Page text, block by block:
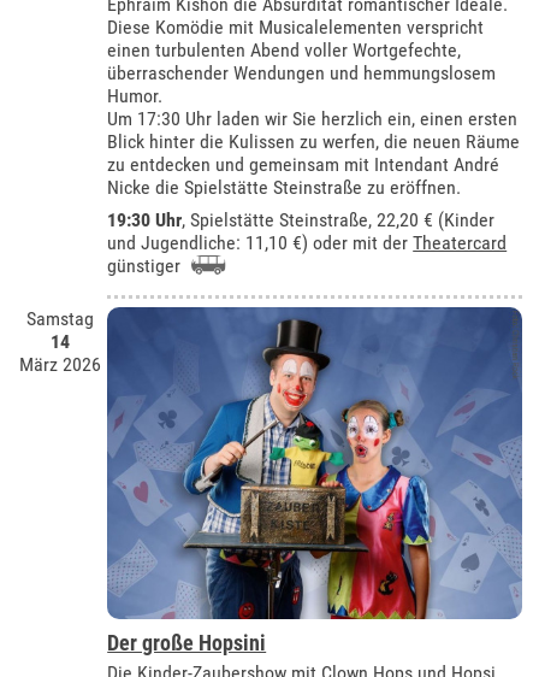
Diese Komödie mit Musicalelementen verspricht
einen turbulenten Abend voller Wortgefechte,
überraschender Wendungen und hemmungslosem
Humor.
Um 17:30 Uhr laden wir Sie herzlich ein, einen ersten
Blick hinter die Kulissen zu werfen, die neuen Räume
zu entdecken und gemeinsam mit Intendant André
Nicke die Spielstätte Steinstraße zu eröffnen.
19:30 Uhr, Spielstätte Steinstraße, 22,20 € (Kinder
und Jugendliche: 11,10 €) oder mit derTheatercard
günstiger
Samstag
14
März 2026
Der große Hopsini